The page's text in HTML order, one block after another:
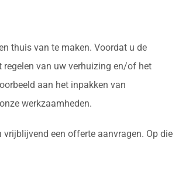
thuis van te maken. Voordat u de
regelen van uw verhuizing en/of het
aan het inpakken van
werkzaamheden.
een offerte aanvragen. Op die